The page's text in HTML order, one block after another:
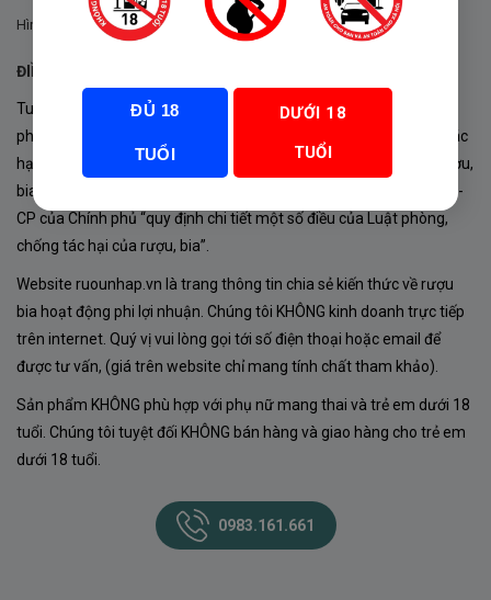
Hình thức thanh toán
ĐIỀU KHOẢN VÀ CHÍNH SÁCH
Tuân thủ Nghị định 105/2017/NĐ-CP ngày 14/9/2017 của Chính
phủ về sản xuất, kinh doanh rượu. Tuân thủ Luật “phòng chống tác
hại của rượu, bia” số 44/2019/QH14-Điều 16 về “điều kiện bán rượu,
bia theo hình thức thương mại điện tử”; Nghị định số 24/2020/NĐ-
CP của Chính phủ “quy định chi tiết một số điều của Luật phòng,
chống tác hại của rượu, bia”.
Website ruounhap.vn là trang thông tin chia sẻ kiến thức về rượu
bia hoạt động phi lợi nhuận. Chúng tôi KHÔNG kinh doanh trực tiếp
trên internet. Quý vị vui lòng gọi tới số điện thoại hoặc email để
được tư vấn, (giá trên website chỉ mang tính chất tham khảo).
Sản phẩm KHÔNG phù hợp với phụ nữ mang thai và trẻ em dưới 18
tuổi. Chúng tôi tuyệt đối KHÔNG bán hàng và giao hàng cho trẻ em
dưới 18 tuổi.
0983.161.661
ĐỦ 18
TUỔI
DƯỚI 18
TUỔI